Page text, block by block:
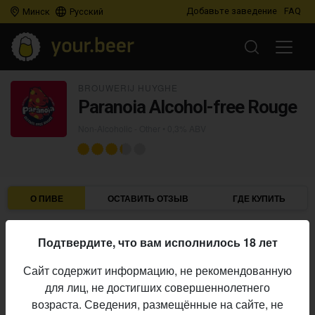
Минск Русский Добавьте заведение FAQ
Paranoia Alcohol-free Rouge
О ПИВЕ ОСТАВИТЬ ОТЗЫВ ГДЕ КУПИТЬ
Пивоварня:
Алкоголь:
0,3%
Начало
выпуска:
27.07.2024
Подтвердите, что вам исполнилось 18 лет
Сайт содержит информацию, не рекомендованную
для лиц, не достигших совершеннолетнего
возраста. Сведения, размещённые на сайте, не